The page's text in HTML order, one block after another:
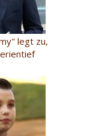
legt zu,